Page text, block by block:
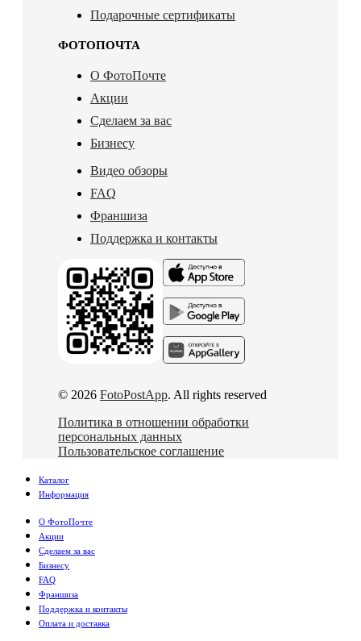
Подарочные сертификаты
ФОТОПОЧТА
О ФотоПочте
Акции
Сделаем за вас
Бизнесу
Видео обзоры
FAQ
Франшиза
Поддержка и контакты
© 2026 FotoPostApp. All rights reserved
Политика в отношении обработки
персональных данных
Пользовательское соглашение
Каталог
Информация
О ФотоПочте
Акции
Сделаем за вас
Бизнесу
FAQ
Франшиза
Поддержка и контакты
Оплата и доставка